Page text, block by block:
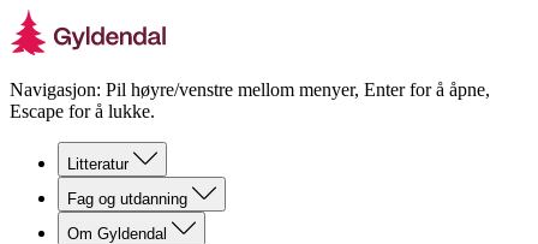
Navigasjon: Pil høyre/venstre mellom menyer, Enter for å åpne,
Escape for å lukke.
Litteratur
Fag og utdanning
Om Gyldendal